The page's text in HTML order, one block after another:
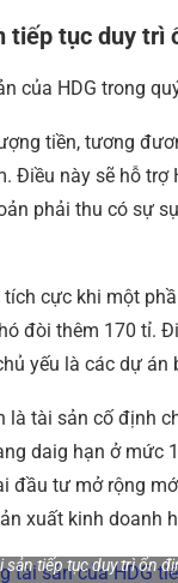
tiếp tục duy trì
của HDG trong
tiền, tương
Điều này sẽ hỗ
phải thu có sự
cực khi một
đòi thêm 170 tỉ.
yếu là các dự
là tài sản cố định
hạn ở mức
đầu tư mở rộng
xuất kinh doanh
sản tiếp tục duy trì ổn